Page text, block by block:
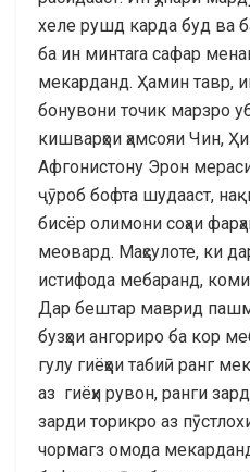
хеле рушд карда буд ва ба
ба ин минтаrа сафар
мекарданд. Ҳамин тавр,
бонувони точик марзро
кишварҳои ҳамсояи Чин,
Афгонистону Эрон
ҷӯроб бофта шудааст,
бисёр олимони соҳаи
меовард. Маҳсулоте, ки
истифода мебаранд,
Дар бештар маврид
бузҳои ангориро ба кор
гулу гиёҳҳои табиӣ ранг
аз гиёҳи рувон, ранги
зарди торикро аз
чормагз омода